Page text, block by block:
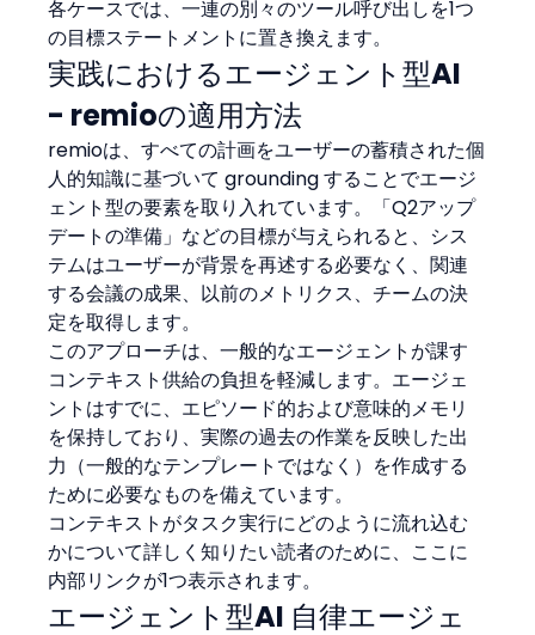
各ケースでは、一連の別々のツール呼び出しを1つ
の目標ステートメントに置き換えます。
実践におけるエージェント型AI
- remioの適用方法
remioは、すべての計画をユーザーの蓄積された個
人的知識に基づいて grounding することでエージ
ェント型の要素を取り入れています。「Q2アップ
デートの準備」などの目標が与えられると、シス
テムはユーザーが背景を再述する必要なく、関連
する会議の成果、以前のメトリクス、チームの決
定を取得します。
このアプローチは、一般的なエージェントが課す
コンテキスト供給の負担を軽減します。エージェ
ントはすでに、エピソード的および意味的メモリ
を保持しており、実際の過去の作業を反映した出
力（一般的なテンプレートではなく）を作成する
ために必要なものを備えています。
コンテキストがタスク実行にどのように流れ込む
かについて詳しく知りたい読者のために、ここに
内部リンクが1つ表示されます。
エージェント型AI 自律エージェ